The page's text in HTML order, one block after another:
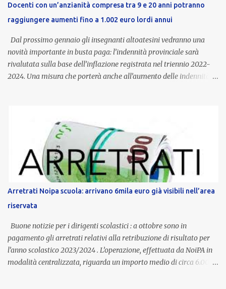
Docenti con un’anzianità compresa tra 9 e 20 anni potranno
raggiungere aumenti fino a 1.002 euro lordi annui
Dal prossimo gennaio gli insegnanti altoatesini vedranno una
novità importante in busta paga: l’indennità provinciale sarà
rivalutata sulla base dell’inflazione registrata nel triennio 2022-
2024. Una misura che porterà anche all’aumento delle indennità di
dedicato alle donne vittime di violenza di genere, in linea con la
normativa nazionale e con l’obiettivo di offrire maggiore tutela e
supporto in situazioni delicate. L’indennità provinciale per i docenti
è un unicum in Italia: si tratta di una misura esclusiva della
Provincia autonoma di Bolzano, che integra in maniera stabile lo
stipendio nazionale grazie alle prerogative garantite
dall’autonomia locale. Non è un bonus temporaneo né un
compenso accessorio, ma una voce strutturale di retribuzione,
aggiornata periodicamente in base al cost...
Arretrati Noipa scuola: arrivano 6mila euro già visibili nell’area
riservata
Buone notizie per i dirigenti scolastici : a ottobre sono in
pagamento gli arretrati relativi alla retribuzione di risultato per
l’anno scolastico 2023/2024 . L’operazione, effettuata da NoiPA in
modalità centralizzata, riguarda un importo medio di circa 6.000